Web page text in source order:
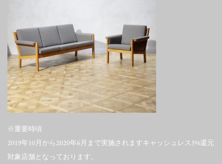
※重要時頃
2019年10月から2020年6月まで実施されますキャッシュレス5%還元
対象店舗となっております。